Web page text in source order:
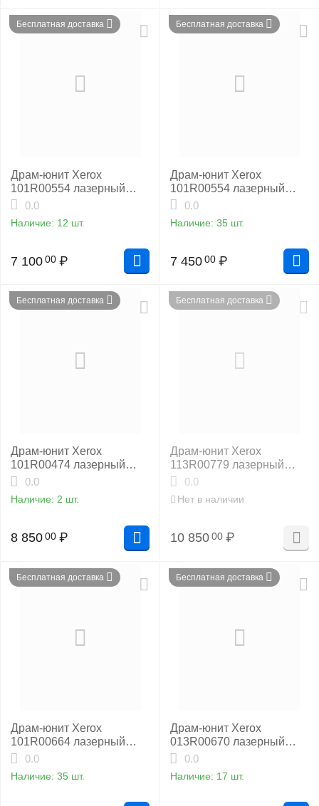
Бесплатная доставка
Драм-юнит Xerox
101R00554 лазерный
совместимый NP
0.0
Наличие: 12 шт.
7 100 00 ₽
Бесплатная доставка
Драм-юнит Xerox
101R00554 лазерный
совместимый HB
0.0
Наличие: 35 шт.
7 450 00 ₽
Бесплатная доставка
Драм-юнит Xerox
101R00474 лазерный
оригинальный
0.0
Наличие: 2 шт.
8 850 00 ₽
Бесплатная доставка
Драм-юнит Xerox
113R00779 лазерный
совместимый NP
0.0
Нет в наличии
10 850 00 ₽
Бесплатная доставка
Драм-юнит Xerox
101R00664 лазерный
оригинальный
0.0
Наличие: 35 шт.
Бесплатная доставка
Драм-юнит Xerox
013R00670 лазерный
совместимый NP
0.0
Наличие: 17 шт.